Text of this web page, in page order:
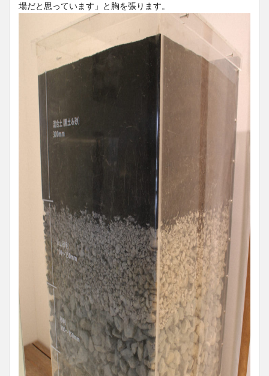
場だと思っています」と胸を張ります。